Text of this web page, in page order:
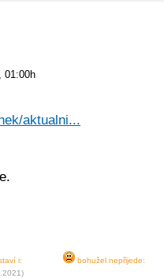
01:00h
aktualni...
i:
bohužel nepřijede: